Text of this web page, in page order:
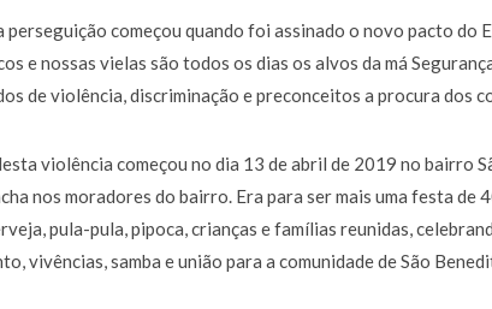
perseguição começou quando foi assinado o novo pacto
e nossas vielas são todos os dias os alvos da má
de violência, discriminação e preconceitos a procura dos
violência começou no dia 13 de abril de 2019 no bairro
nos moradores do bairro. Era para ser mais uma festa de
pula-pula, pipoca, crianças e famílias reunidas,
vivências, samba e união para a comunidade de São